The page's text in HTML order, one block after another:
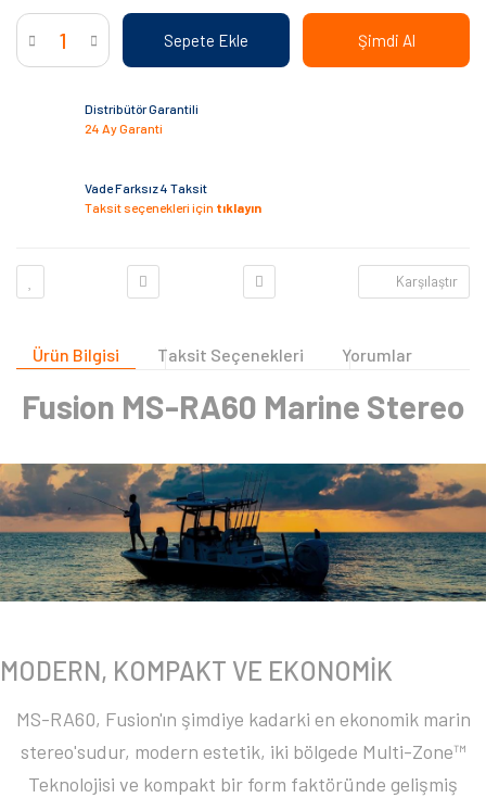
Sepete Ekle Şimdi Al
Distribütör Garantili
24 Ay Garanti
Vade Farksız 4 Taksit
Taksit seçenekleri için tıklayın
Karşılaştır
Ürün Bilgisi Taksit Seçenekleri Yorumlar
Fusion MS-RA60 Marine Stereo
MODERN, KOMPAKT VE EKONOMİK
MS-RA60, Fusion'ın şimdiye kadarki en ekonomik marin
stereo'sudur, modern estetik, iki bölgede Multi-Zone™
Teknolojisi ve kompakt bir form faktöründe gelişmiş